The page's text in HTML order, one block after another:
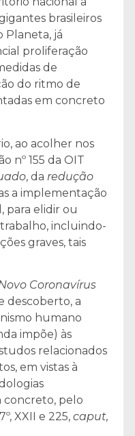
brasileiros
Planeta, já
proliferação
de
do ritmo de
em concreto
ao acolher nos
nº 155 da OIT
, da redução
a implementação
para elidir ou
incluindo-
graves, tais
Coronavírus
descoberto, a
humano
impõe) às
relacionados
em vistas à
concreto, pelo
XXII e 225, caput,